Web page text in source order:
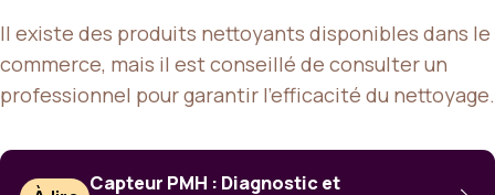
Il existe des produits nettoyants disponibles dans le
commerce, mais il est conseillé de consulter un
professionnel pour garantir l’efficacité du nettoyage.
Capteur PMH : Diagnostic et